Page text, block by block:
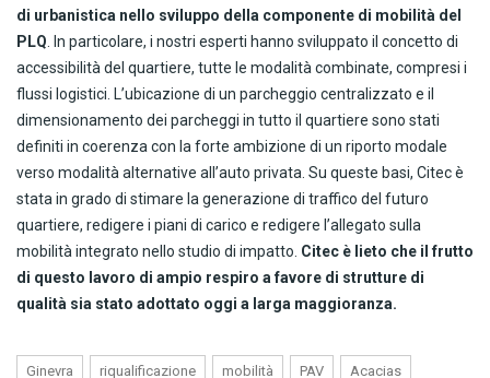
di urbanistica nello sviluppo della componente di mobilità del
PLQ. In particolare, i nostri esperti hanno sviluppato il concetto di
accessibilità del quartiere, tutte le modalità combinate, compresi i
flussi logistici. L’ubicazione di un parcheggio centralizzato e il
dimensionamento dei parcheggi in tutto il quartiere sono stati
definiti in coerenza con la forte ambizione di un riporto modale
verso modalità alternative all’auto privata. Su queste basi, Citec è
stata in grado di stimare la generazione di traffico del futuro
quartiere, redigere i piani di carico e redigere l’allegato sulla
mobilità integrato nello studio di impatto. Citec è lieto che il frutto
di questo lavoro di ampio respiro a favore di strutture di
qualità sia stato adottato oggi a larga maggioranza.
Ginevra riqualificazione mobilità PAV Acacias